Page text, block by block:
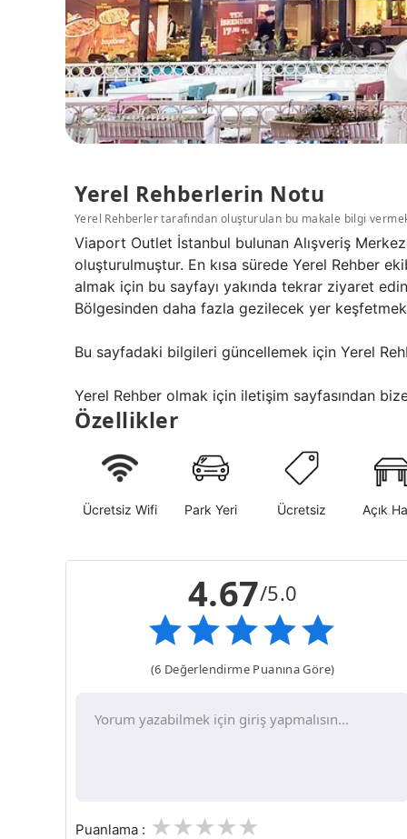
Yerel Rehberlerin Notu
Yerel Rehberler tarafından oluşturulan bu makale bilgi
Viaport Outlet İstanbul bulunan Alışveriş
oluşturulmuştur. En kısa sürede Yerel Rehber
almak için bu sayfayı yakında tekrar ziyaret
Bölgesinden daha fazla gezilecek yer
Bu sayfadaki bilgileri güncellemek için Yerel
Yerel Rehber olmak için iletişim sayfasından
Özellikler
Ücretsiz Wifi Park Yeri Ücretsiz Açık
4.67/5.0
(6 Değerlendirme Puanına Göre)
Puanlama : 3
2
1